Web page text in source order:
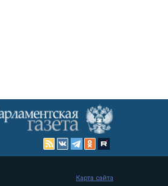
Карта сайта